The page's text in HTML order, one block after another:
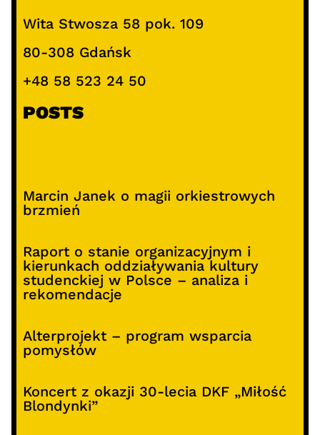
Wita Stwosza 58 pok. 109
80-308 Gdańsk
+48 58 523 24 50
POSTS
Marcin Janek o magii orkiestrowych
brzmień
Raport o stanie organizacyjnym i
kierunkach oddziaływania kultury
studenckiej w Polsce – analiza i
rekomendacje
Alterprojekt – program wsparcia
pomysłów
Koncert z okazji 30-lecia DKF „Miłość
Blondynki”